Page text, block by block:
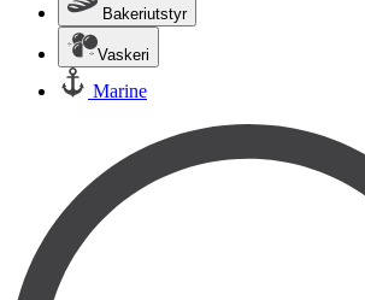
Bakeriutstyr
Vaskeri
Marine